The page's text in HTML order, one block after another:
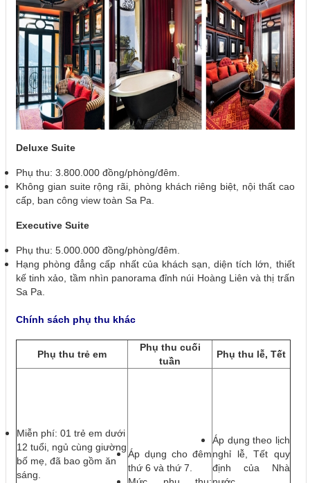
Deluxe Suite
Phụ thu: 3.800.000 đồng/phòng/đêm.
Không gian suite rộng rãi, phòng khách riêng biệt, nội thất cao
cấp, ban công view toàn Sa Pa.
Executive Suite
Phụ thu: 5.000.000 đồng/phòng/đêm.
Hạng phòng đẳng cấp nhất của khách sạn, diện tích lớn, thiết
kế tinh xảo, tầm nhìn panorama đỉnh núi Hoàng Liên và thị trấn
Sa Pa.
Chính sách phụ thu khác
Phụ thu trẻ em
Phụ thu cuối
tuần
Phụ thu lễ, Tết
Miễn phí: 01 trẻ em dưới
12 tuổi, ngủ cùng giường
bố mẹ, đã bao gồm ăn
sáng.
Áp dụng cho đêm
thứ 6 và thứ 7.
Áp dụng theo lịch
nghỉ lễ, Tết quy
định của Nhà